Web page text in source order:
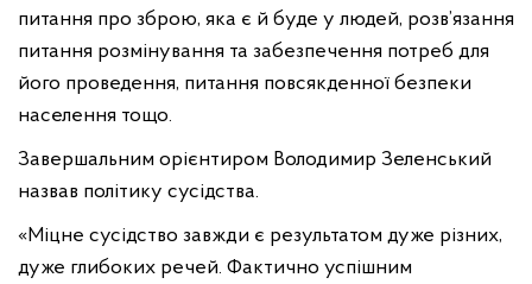
питання про зброю, яка є й буде у людей, розв’язання
питання розмінування та забезпечення потреб для
його проведення, питання повсякденної безпеки
населення тощо.
Завершальним орієнтиром Володимир Зеленський
назвав політику сусідства.
«Міцне сусідство завжди є результатом дуже різних,
дуже глибоких речей. Фактично успішним